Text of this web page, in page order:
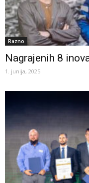
Razno
Nagrajenih 8
1. junija, 2025